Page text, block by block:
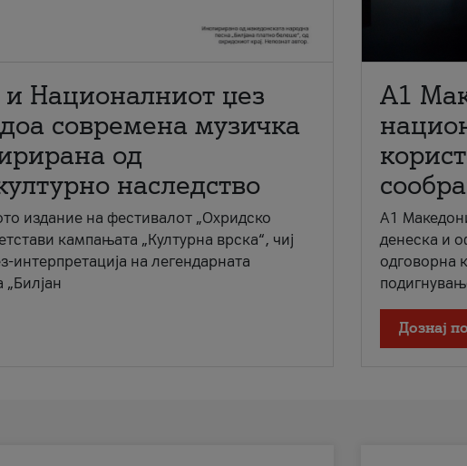
Националниот џез
современа музичка
од
наследство
издание на фестивалот „Охридско
кампањата „Културна врска“, чиј
интерпретација на легендарната
A1
A1
денеска и
одговорна
Дознај